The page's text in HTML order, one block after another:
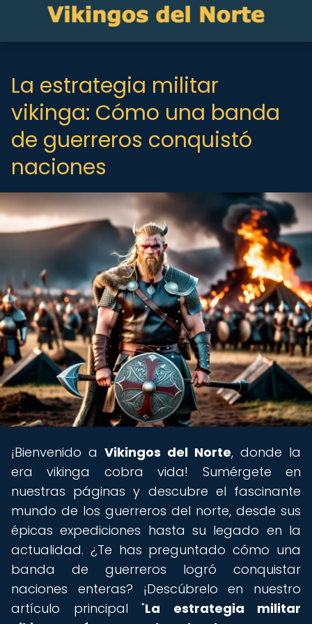
La estrategia militar
vikinga: Cómo una banda
de guerreros conquistó
naciones
¡Bienvenido a Vikingos del Norte, donde la
era vikinga cobra vida! Sumérgete en
nuestras páginas y descubre el fascinante
mundo de los guerreros del norte, desde sus
épicas expediciones hasta su legado en la
actualidad. ¿Te has preguntado cómo una
banda de guerreros logró conquistar
naciones enteras? ¡Descúbrelo en nuestro
artículo principal "La estrategia militar